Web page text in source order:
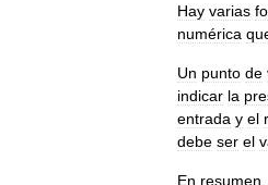
Hay varias
numérica
Un punto de
indicar la
entrada y el
debe ser el
En resumen